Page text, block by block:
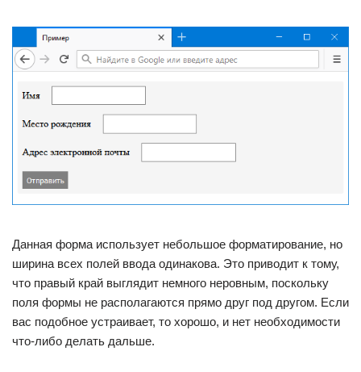
Данная форма использует небольшое форматирование, но
ширина всех полей ввода одинакова. Это приводит к тому,
что правый край выглядит немного неровным, поскольку
поля формы не располагаются прямо друг под другом. Если
вас подобное устраивает, то хорошо, и нет необходимости
что-либо делать дальше.